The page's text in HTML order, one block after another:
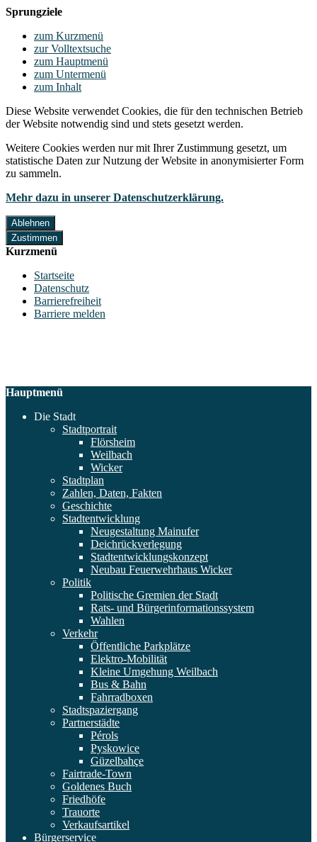
Sprungziele
zum Kurzmenü
zur Volltextsuche
zum Hauptmenü
zum Untermenü
zum Inhalt
Diese Website verwendet Cookies, die für den technischen Betrieb
der Website notwendig sind und stets gesetzt werden.
Weitere Cookies werden nur mit Ihrer Zustimmung gesetzt, um
statistische Daten zur Nutzung der Website in anonymisierter Form
zu sammeln.
Mehr dazu in unserer Datenschutzerklärung.
Ablehnen
Zustimmen
Kurzmenü
Startseite
Datenschutz
Barrierefreiheit
Barriere melden
Hauptmenü
Die Stadt
Stadtportrait
Flörsheim
Weilbach
Wicker
Stadtplan
Zahlen, Daten, Fakten
Geschichte
Stadtentwicklung
Neugestaltung Mainufer
Deichrückverlegung
Stadtentwicklungskonzept
Neubau Feuerwehrhaus Wicker
Politik
Politische Gremien der Stadt
Rats- und Bürgerinformationssystem
Wahlen
Verkehr
Öffentliche Parkplätze
Elektro-Mobilität
Kleine Umgehung Weilbach
Bus & Bahn
Fahrradboxen
Stadtspaziergang
Partnerstädte
Pérols
Pyskowice
Güzelbahçe
Fairtrade-Town
Goldenes Buch
Friedhöfe
Trauorte
Verkaufsartikel
Bürgerservice